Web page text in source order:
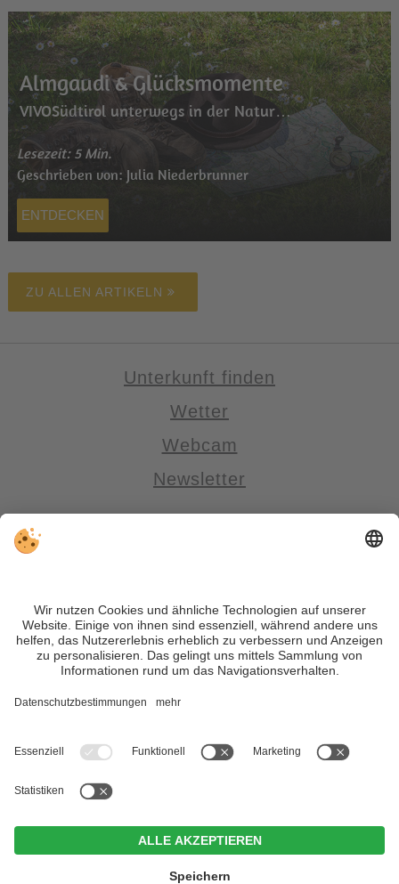
Almgaudi & Glücksmomente
VIVOSüdtirol unterwegs in der Natur…
Lesezeit: 5 Min.
Geschrieben von: Julia Niederbrunner
ENTDECKEN
ZU ALLEN ARTIKELN
Unterkunft finden
Wetter
Webcam
Newsletter
Impressum&Datenschutz |Individuelle Cookie-